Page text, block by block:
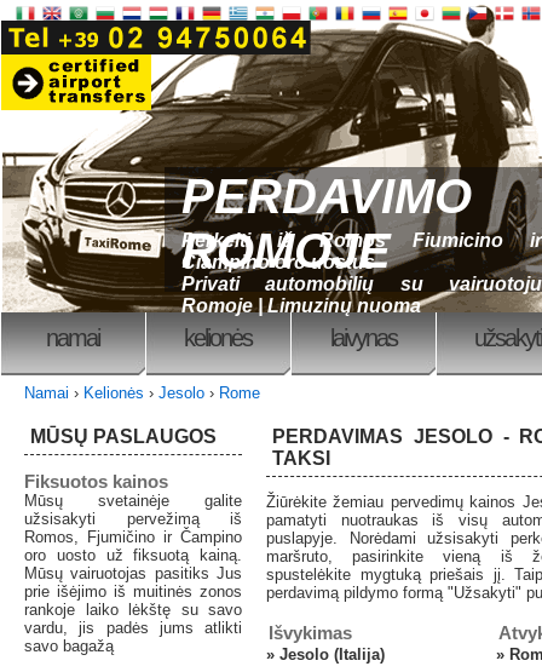
PERDAVIMO
ROMOJE
Perkelti iš Romos Fiumicino ir
Ciampino oro uostus
Privati ​​automobilių su vairuotoju
Romoje | Limuzinų nuoma
namai kelionės laivynas užsakyti
Namai › Kelionės › Jesolo › Rome
PERDAVIMAS JESOLO -
TAKSI
Žiūrėkite žemiau pervedimų kainos
pamatyti nuotraukas iš visų
puslapyje. Norėdami užsisakyti
maršruto, pasirinkite vieną iš
spustelėkite mygtuką priešais jį.
perdavimą pildymo formą "Užsakyti"
Išvykimas
» Jesolo (Italija) »
MŪSŲ PASLAUGOS
Fiksuotos kainos
Mūsų svetainėje galite
užsisakyti pervežimą iš
Romos, Fjumičino ir Čampino
oro uosto už fiksuotą kainą.
Mūsų vairuotojas pasitiks Jus
prie išėjimo iš muitinės zonos
rankoje laiko lėkštę su savo
vardu, jis padės jums atlikti
savo bagažą